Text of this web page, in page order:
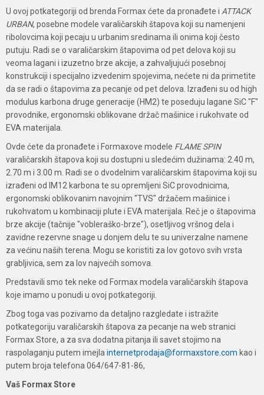
U ovoj potkategoriji od brenda Formax ćete da pronađete i ATTACK
URBAN, posebne modele varaličarskih štapova koji su namenjeni
ribolovcima koji pecaju u urbanim sredinama ili onima koji često
putuju. Radi se o varaličarskim štapovima od pet delova koji su
veoma lagani i izuzetno brze akcije, a zahvaljujući posebnoj
konstrukciji i specijalno izvedenim spojevima, nećete ni da primetite
da se radi o štapovima za pecanje od pet delova. Izrađeni su od high
modulus karbona druge generacije (HM2) te poseduju lagane SiC "F"
provodnike, ergonomski oblikovane držač mašinice i rukohvate od
EVA materijala.
Ovde ćete da pronađete i Formaxove modele FLAME SPIN
varaličarskih štapova koji su dostupni u sledećim dužinama: 2.40 m,
2.70 m i 3.00 m. Radi se o dvodelnim varaličarskim štapovima koji su
izrađeni od IM12 karbona te su opremljeni SiC provodnicima,
ergonomski oblikovanim navojnim "TVS" držačem mašinice i
rukohvatom u kombinaciji plute i EVA materijala. Reč je o štapovima
brze akcije (tačnije "vobleraško-brze"), osetljivog vršnog dela i
zavidne rezervne snage u donjem delu te su univerzalne namene
za većinu naših terena. Mogu se koristiti za lov gotovo svih vrsta
grabljivica, sem za lov najvećih somova.
Predstavili smo tek neke od Formax modela varaličarskih štapova
koje imamo u ponudi u ovoj potkategoriji.
Zbog toga vas pozivamo da detaljno razgledate i istražite
potkategoriju varaličarskih štapova za pecanje na web stranici
Formax Store, a za sva dodatna pitanja ili savet stojimo na
raspolaganju putem imejla internetprodaja@formaxstore.com kao i
putem broja telefona 064/647-81-86,
Vaš Formax Store